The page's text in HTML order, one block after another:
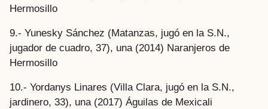
Hermosillo
9.- Yunesky Sánchez (Matanzas, jugó en la S.N.,
jugador de cuadro, 37), una (2014) Naranjeros de
Hermosillo
10.- Yordanys Linares (Villa Clara, jugó en la S.N.,
jardinero, 33), una (2017) Águilas de Mexicali